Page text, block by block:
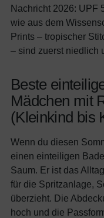
Nachricht 2026: UPF
wie aus dem
Prints – tropischer
– sind zuerst niedlich
Beste
Mädchen mit
(Kleinkind bis
Wenn du diesen
einen einteiligen
Saum. Er ist das
für die Spritzanlage,
überzieht. Die
hoch und die